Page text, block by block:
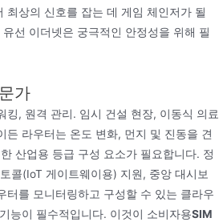
최상의 신호를 잡는 데 게임 체인저가 될
선 이더넷은 궁극적인 안정성을 위해 필
가
킹, 원격 관리. 임시 건설 현장, 이동식 의료
든 라우터는 온도 변화, 먼지 및 진동을 견
산업용 등급 구성 요소가 필요합니다. 정
콜(IoT 게이트웨이용) 지원, 중앙 대시보
터를 모니터링하고 구성할 수 있는 클라우
능이 필수적입니다. 이것이 소비자용SIM